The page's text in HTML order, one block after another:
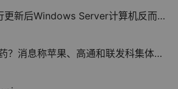
后Windows Server计算机反而更不安全
苹果、高通和联发科集体转向手机芯片架构“内功”